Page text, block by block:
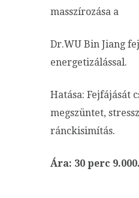
masszírozása a
Dr.WU Bin Jiang
energetizálással.
Hatása: Fejfájását
megszüntet,
ránckisimítás.
Ára: 30 perc